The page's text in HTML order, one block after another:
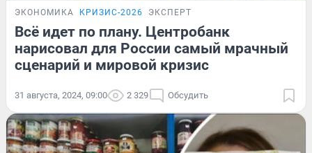
ЭКОНОМИКА КРИЗИС-2026 ЭКСПЕРТ
Всё идет по плану. Центробанк
нарисовал для России самый мрачный
сценарий и мировой кризис
31 августа, 2024, 09:00 2 329 Обсудить